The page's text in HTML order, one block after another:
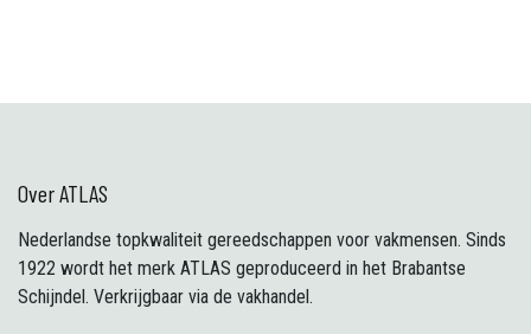
Over ATLAS
Nederlandse topkwaliteit gereedschappen voor vakmensen. Sinds
1922 wordt het merk ATLAS geproduceerd in het Brabantse
Schijndel. Verkrijgbaar via de vakhandel.